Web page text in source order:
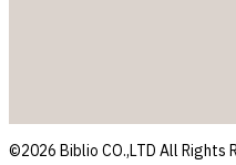
©2026 Biblio CO.,LTD All Rights